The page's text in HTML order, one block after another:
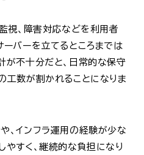
視、障害対応などを利用者
ーバーを立てるところまでは
が不十分だと、日常的な保守
工数が割かれることになりま
、インフラ運用の経験が少な
やすく、継続的な負担になり